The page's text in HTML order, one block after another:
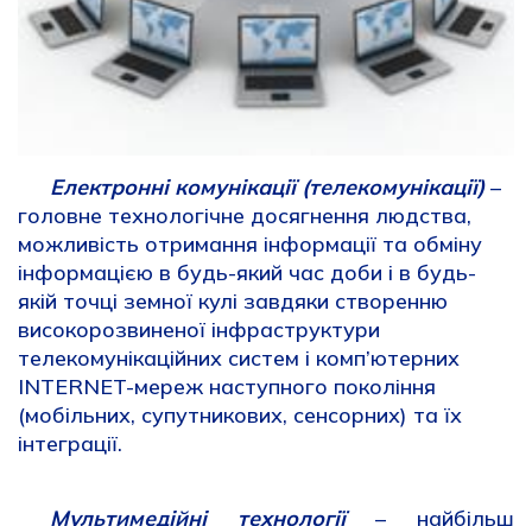
Електронні комунікації (телекомунікації)–
головне технологічне досягнення людства,
можливість отримання інформації та обміну
інформацією в будь-який час доби і в будь-
якій точці земної кулі завдяки створенню
високорозвиненої інфраструктури
телекомунікаційних систем і комп’ютерних
INTERNET-мереж наступного покоління
(мобільних, супутникових, сенсорних) та їх
інтеграції.
Мультимедійні технології– найбільш